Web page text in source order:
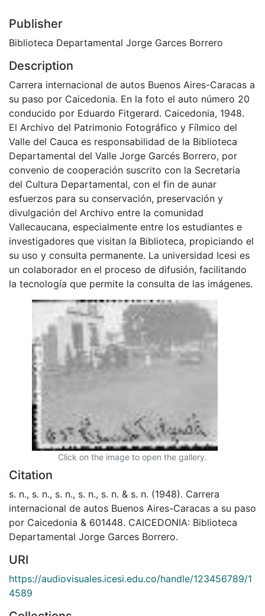
Publisher
Biblioteca Departamental Jorge Garces Borrero
Description
Carrera internacional de autos Buenos Aires-Caracas a
su paso por Caicedonia. En la foto el auto número 20
conducido por Eduardo Fitgerard. Caicedonia, 1948.
El Archivo del Patrimonio Fotográfico y Fílmico del
Valle del Cauca es responsabilidad de la Biblioteca
Departamental del Valle Jorge Garcés Borrero, por
convenio de cooperación suscrito con la Secretaria
del Cultura Departamental, con el fin de aunar
esfuerzos para su conservación, preservación y
divulgación del Archivo entre la comunidad
Vallecaucana, especialmente entre los estudiantes e
investigadores que visitan la Biblioteca, propiciando el
su uso y consulta permanente. La universidad Icesi es
un colaborador en el proceso de difusión, facilitando
la tecnología que permite la consulta de las imágenes.
Click on the image to open the gallery.
Citation
s. n., s. n., s. n., s. n., s. n. & s. n. (1948). Carrera
internacional de autos Buenos Aires-Caracas a su paso
por Caicedonia & 601448. CAICEDONIA: Biblioteca
Departamental Jorge Garces Borrero.
URI
https://audiovisuales.icesi.edu.co/handle/123456789/1
4589